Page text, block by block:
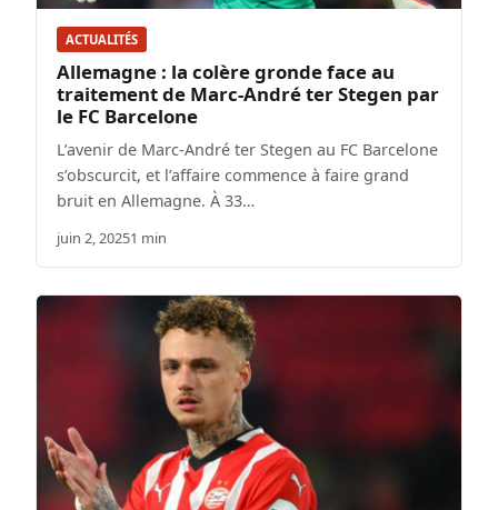
ACTUALITÉS
Allemagne : la colère gronde face au
traitement de Marc-André ter Stegen par
le FC Barcelone
L’avenir de Marc-André ter Stegen au FC Barcelone
s’obscurcit, et l’affaire commence à faire grand
bruit en Allemagne. À 33…
juin 2, 20251 min